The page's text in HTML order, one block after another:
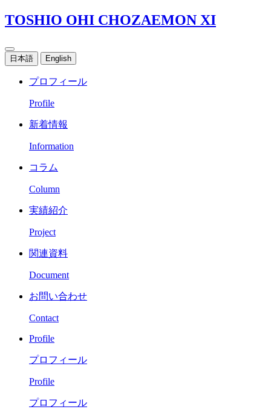
TOSHIO OHI CHOZAEMON XI
日本語 English
プロフィール
Profile
新着情報
Information
コラム
Column
実績紹介
Project
関連資料
Document
お問い合わせ
Contact
Profile
プロフィール
Profile
プロフィール